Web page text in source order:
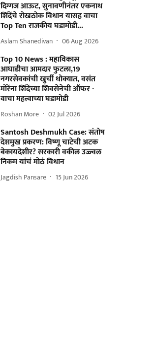
दिग्गज आऊट, सुनावणीनंतर एकनाथ
शिंदेंचे रोखठोक विधान यासह वाचा
Top Ten राजकीय घडामोडी...
Aslam Shanedivan 06 Aug 2026
Top 10 News : महाविकास
आघाडीचा आमदार फुटला,19
नगरसेवकांची खुर्ची धोक्यात, वसंत
मोरेंना शिंदेंच्या शिवसेनेची ऑफर -
वाचा महत्त्वाच्या घडामोडी
Roshan More 02 Jul 2026
Santosh Deshmukh Case: संतोष
देशमुख प्रकरण: विष्णू चाटेची अटक
बेकायदेशीर? सरकारी वकील उज्ज्वल
निकम यांचं मोठं विधान
Jagdish Pansare 15 Jun 2026